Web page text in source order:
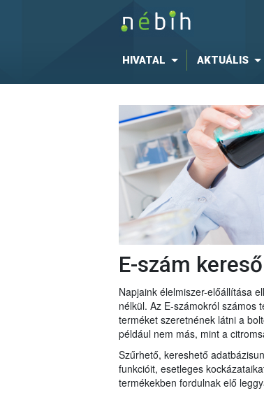
HIVATAL AKTUÁLIS
E-szám kereső
Napjaink élelmiszer-előállítása
nélkül. Az E-számokról számos
terméket szeretnének látni a
például nem más, mint a
Szűrhető, kereshető
funkcióit, esetleges
termékekben fordulnak elő